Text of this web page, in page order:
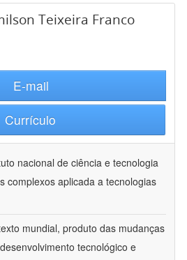
Teixeira Franco
E-mail
Currículo
nacional de ciência e tecnologia
complexos aplicada a tecnologias
mundial, produto das mudanças
tecnológico e